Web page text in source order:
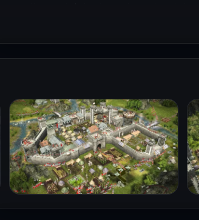
بازی با دوستان و سایر بازیکنان در حالت
قلعه خود مشغول شوید.
خوبی بازتاب می‌دهد. بازیکنان باید منابعی
استفاده کنند. همچنین، طوفان‌های سیاسی و
اقتصادی که در بازی رخ می‌دهد، باعث ایجاد چالش‌های اضافی برای مدیریت و استراتژی بازیکن می‌شود. در عین حال، Stronghold 2 به
و ساکنین محلی ارتقا دهد. انتخاب‌های
می‌توانند بر اساس سیاست‌های خود،
بازی و جزئیات طراحی محیط، به‌ویژه در نمای